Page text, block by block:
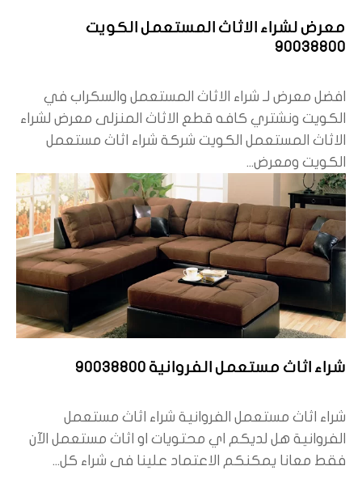
معرض لشراء الاثاث المستعمل الكويت
90038800
افضل معرض لـ شراء الاثاث المستعمل والسكراب في
الكويت ونشتري كافه قطع الاثاث المنزلى معرض لشراء
الاثاث المستعمل الكويت شركة شراء اثاث مستعمل
الكويت ومعرض...
شراء اثاث مستعمل الفروانية 90038800
شراء اثاث مستعمل الفروانية شراء اثاث مستعمل
الفروانية هل لديكم اي محتويات او اثاث مستعمل الآن
فقط معانا يمكنكم الاعتماد علينا فى شراء كل...